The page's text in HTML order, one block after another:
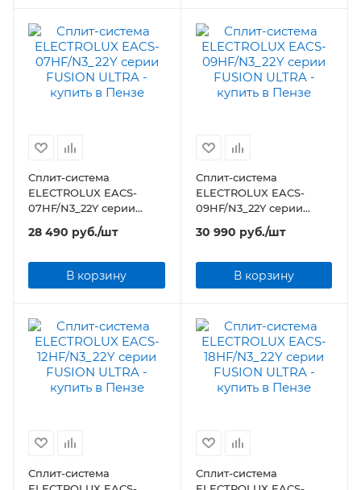
Сплит-система
ELECTROLUX EACS-
07HF/N3_22Y серии
FUSION ULTRA
28 490 руб./шт
В корзину
Сплит-система
ELECTROLUX EACS-
09HF/N3_22Y серии
FUSION ULTRA
30 990 руб./шт
В корзину
Сплит-система
Сплит-система